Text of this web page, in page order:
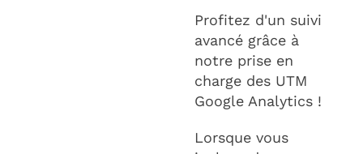
Profitez d'un suivi
avancé grâce à
notre prise en
charge des UTM
Google Analytics !
Lorsque vous